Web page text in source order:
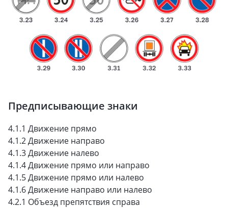
Предписывающие знаки
4.1.1 Движение прямо
4.1.2 Движение направо
4.1.3 Движение налево
4.1.4 Движение прямо или направо
4.1.5 Движение прямо или налево
4.1.6 Движение направо или налево
4.2.1 Объезд препятствия справа